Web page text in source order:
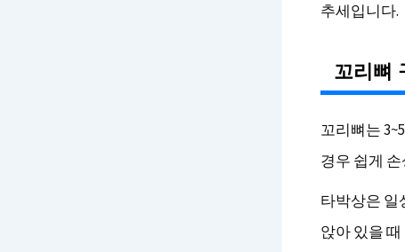
추세입니다.
꼬리뼈
꼬리뼈는
경우 쉽게
타박상은 일
앉아 있을